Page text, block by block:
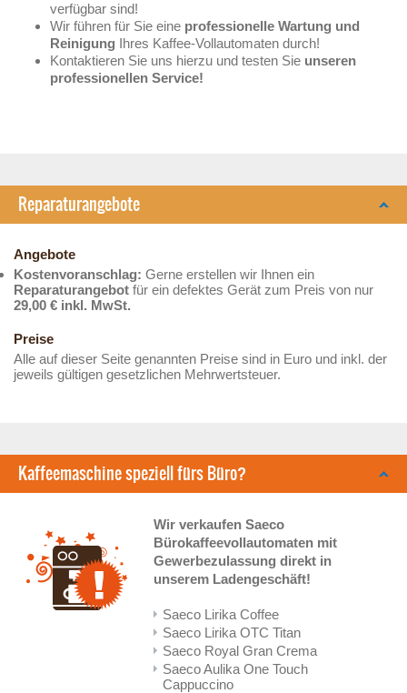
verfügbar sind!
Wir führen für Sie eine professionelle Wartung und
Reinigung Ihres Kaffee-Vollautomaten durch!
Kontaktieren Sie uns hierzu und testen Sie unseren
professionellen Service!
Reparaturangebote
Angebote
Kostenvoranschlag: Gerne erstellen wir Ihnen ein
Reparaturangebot für ein defektes Gerät zum Preis von nur
29,00 € inkl. MwSt.
Preise
Alle auf dieser Seite genannten Preise sind in Euro und inkl. der
jeweils gültigen gesetzlichen Mehrwertsteuer.
Kaffeemaschine speziell fürs Büro?
Wir verkaufen Saeco
Bürokaffeevollautomaten mit
Gewerbezulassung direkt in
unserem Ladengeschäft!
Saeco Lirika Coffee
Saeco Lirika OTC Titan
Saeco Royal Gran Crema
Saeco Aulika One Touch
Cappuccino